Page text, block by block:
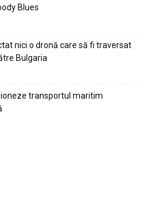
Blues
nici o dronă care să fi traversat
Bulgaria
transportul maritim